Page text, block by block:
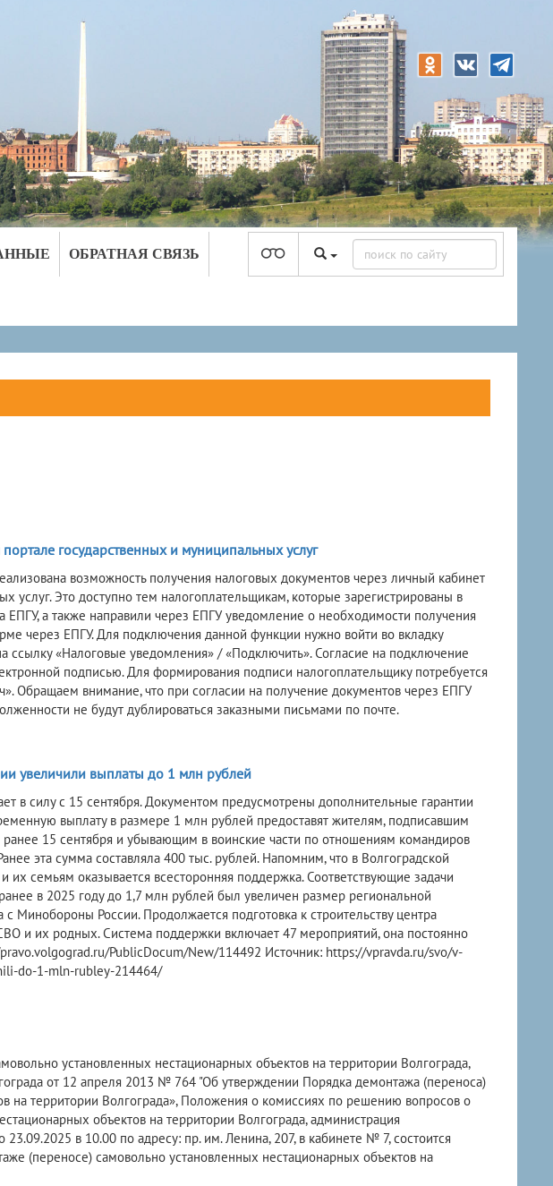
ОБРАТНАЯ СВЯЗЬ
государственных и муниципальных услуг
возможность получения налоговых документов через личный кабинет
услуг. Это доступно тем налогоплательщикам, которые зарегистрированы в
а также направили через ЕПГУ уведомление о необходимости получения
через ЕПГУ. Для подключения данной функции нужно войти во вкладку
ссылку «Налоговые уведомления» / «Подключить». Согласие на подключение
подписью. Для формирования подписи налогоплательщику потребуется
Обращаем внимание, что при согласии на получение документов через ЕПГУ
не будут дублироваться заказными письмами по почте.
увеличили выплаты до 1 млн рублей
в силу с 15 сентября. Документом предусмотрены дополнительные гарантии
выплату в размере 1 млн рублей предоставят жителям, подписавшим
15 сентября и убывающим в воинские части по отношениям командиров
эта сумма составляла 400 тыс. рублей. Напомним, что в Волгоградской
их семьям оказывается всесторонняя поддержка. Соответствующие задачи
в 2025 году до 1,7 млн рублей был увеличен размер региональной
Минобороны России. Продолжается подготовка к строительству центра
и их родных. Система поддержки включает 47 мероприятий, она постоянно
PublicDocum/New/114492 Источник: https://vpravda.ru/svo/v-
do-1-mln-rubley-214464/
установленных нестационарных объектов на территории Волгограда,
от 12 апреля 2013 № 764 "Об утверждении Порядка демонтажа (переноса)
на территории Волгограда», Положения о комиссиях по решению вопросов о
объектов на территории Волгограда, администрация
23.09.2025 в 10.00 по адресу: пр. им. Ленина, 207, в кабинете № 7, состоится
(переносе) самовольно установленных нестационарных объектов на